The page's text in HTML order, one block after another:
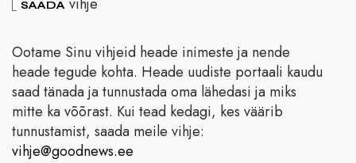
SAADA vihje
Ootame Sinu vihjeid heade inimeste ja nende
heade tegude kohta. Heade uudiste portaali kaudu
saad tänada ja tunnustada oma lähedasi ja miks
mitte ka võõrast. Kui tead kedagi, kes väärib
tunnustamist, saada meile vihje:
vihje@goodnews.ee